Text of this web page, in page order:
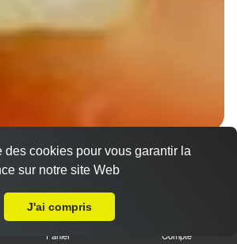
Panier Compte
des cookies pour vous garantir la
sur notre site Web
J'ai compris